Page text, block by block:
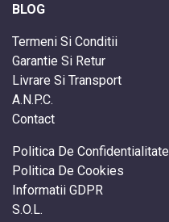
BLOG
Termeni Si Conditii
Garantie Si Retur
Livrare Si Transport
A.N.P.C.
Contact
Politica De Confidentialitate
Politica De Cookies
Informatii GDPR
S.O.L.